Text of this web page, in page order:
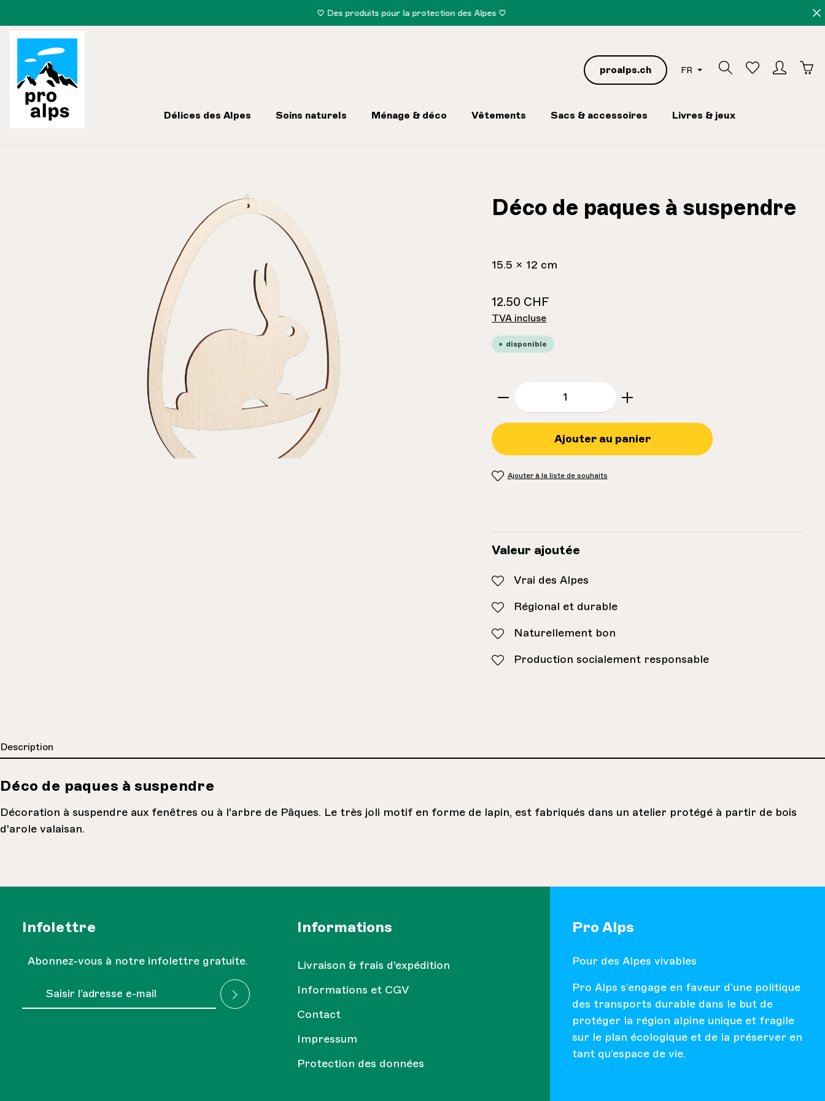
♡ Des produits pour la protection des Alpes ♡
proalps.ch FR
Délices des Alpes Soins naturels Ménage & déco Vêtements Sacs & accessoires Livres & jeux
Déco de paques à suspendre
15.5 x 12 cm
12.50 CHF
TVA incluse
disponible
Ajouter au panier
Ajouter à la liste de souhaits
Valeur ajoutée
Vrai des Alpes
Régional et durable
Naturellement bon
Production socialement responsable
Description
Déco de paques à suspendre
Décoration à suspendre aux fenêtres ou à l'arbre de Pâques. Le très joli motif en forme de lapin, est fabriqués dans un atelier protégé à partir de bois
d'arole valaisan.
Infolettre
Abonnez-vous à notre infolettre gratuite.
Adresse e-mail*
Informations
Livraison & frais d'expédition
Informations et CGV
Contact
Impressum
Protection des données
Pro Alps
Pour des Alpes vivables
Pro Alps s’engage en faveur d’une politique
des transports durable dans le but de
protéger la région alpine unique et fragile
sur le plan écologique et de la préserver en
tant qu’espace de vie.